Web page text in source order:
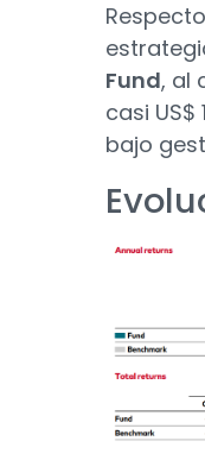
Fund, al
casi US$
bajo